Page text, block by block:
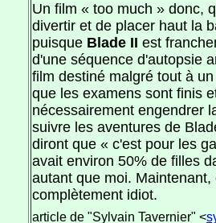
Un film « too much » donc,
divertir et de placer haut la
puisque Blade II est
d'une séquence d'autopsie
film destiné malgré tout à
que les examens sont finis
nécessairement engendrer
suivre les aventures de
diront que « c'est pour les
avait environ 50% de filles
autant que moi.
complètement idiot.
article de "Sylvain Tavernier" <